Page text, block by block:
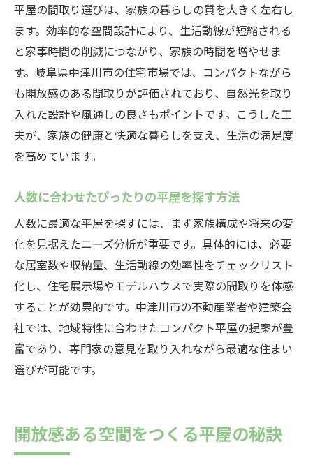
平屋の間取り選びは、家族の暮らしの質を大きく左右し
ます。効率的な空間設計により、生活動線が短縮される
と家事時間の削減につながり、家族の時間を増やせま
す。岐阜県中津川市の住宅市場では、コンパクトながら
も開放感のある間取りが評価されており、自然光を取り
入れた設計や風通しの良さもポイントです。こうした工
夫が、家族の健康と快適な暮らしを支え、生活の満足度
を高めています。
人数に合わせたぴったりの平屋を探す方法
人数に最適な平屋を探すには、まず家族構成や将来の変
化を見据えたニーズ分析が重要です。具体的には、必要
な居室数や収納量、生活動線の効率性をチェックリスト
化し、住宅展示場やモデルハウスで実際の間取りを体感
することが効果的です。中津川市の不動産業者や建築会
社では、地域特性に合わせたコンパクト平屋の提案が豊
富であり、専門家の意見を取り入れながら最適な住まい
選びが可能です。
開放感ある空間をつくる平屋の秘訣